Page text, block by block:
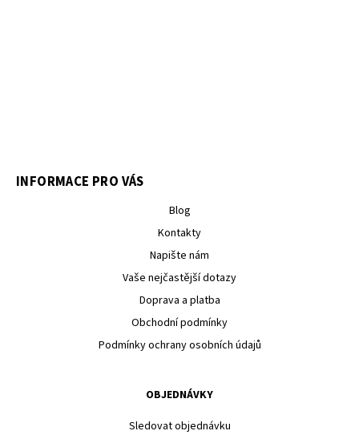
INFORMACE PRO VÁS
Blog
Kontakty
Napište nám
Vaše nejčastější dotazy
Doprava a platba
Obchodní podmínky
Podmínky ochrany osobních údajů
OBJEDNÁVKY
Sledovat objednávku